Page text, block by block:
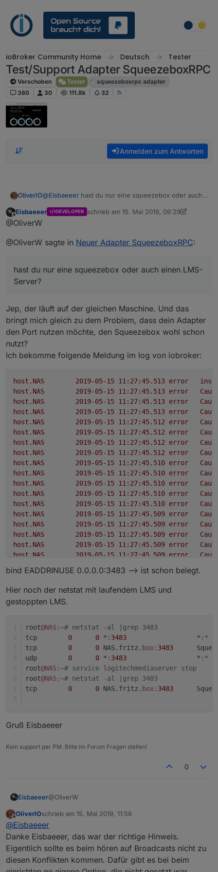
ioBroker Community Home Deutsch Tester
Test/Support Adapter SqueezeboxRPC
Verschoben Tester
squeezeboxrpc adapter
380
30 111.8k 32
Anmelden zum Antworten
OliverIO@Eisbaeeer hast du nur eine squeezebox oder auch
Die squeezeboxen gehen auch ohne Server zu
Der Adapter steuert nur den LMS-Server zuhause.
Standard-Widgets verbaut.
Die Playbuttons sind die On/Off-Buttonsaus
aus meinem Artwork-State befüttert, was sich
passend zur Station oder Album entsprechend
ändert
Datum und Zeit ist SimpleClock und SimpleDate
und die Playerauswahl zu bauen
Offline
Eisbaeeer DEVELOPER schrieb am 15. Mai 2019, 09:29
zuletzt editiert von Eisbaeeer
@OliverW
@OliverW sagte in Neuer Adapter SqueezeboxRPC:
hast du nur eine squeezebox oder auch einen LMS-
Server?
Jep, der läuft auf der gleichen Maschine. Und das
bringt mich gleich zu dem Problem, dass dein Adapter
den Port nutzen möchte, den Squeezebox wohl schon
nutzt?
Ich bekomme folgende Meldung im log von iobroker:
host.NAS error
host.NAS
error
host.NAS
error
host.NAS
error
host.NAS
error
host.NAS
error
host.NAS
error
host.NAS
error
host.NAS
error
host.NAS
error
host.NAS
error
host.NAS
error
host.NAS
error
host.NAS
error
host.NAS
error
host.NAS
error
host.NAS
error
host.NAS
error
host.NAS
2019-05-15 11:27:45.508 error
host.NAS
error
bind EADDRINUSE 0.0.0.0:3483 --> ist schon belegt.
Hier noch der netstat mit laufendem LMS und
gestoppten LMS.
root@NAS:~# netstat -al |grep 3483
tcp 0 0 * : 3483
                  *
:*
tcp 0 0 NAS.fritz. box: 3483
udp 0 0 * : 3483
                  *
:*
root@NAS:~# service logitechmediaserver stop
root@NAS:~# netstat -al |grep 3483
tcp 0 0 NAS.fritz. box: 3483
Gruß Eisbaeeer
Kein support per PM. Bitte im Forum Fragen stellen!
0
Eisbaeeer@OliverW
@OliverW sagte inNeuer Adapter SqueezeboxRPC
hast du nur eine squeezebox oder auch einen
LMS-Server?
Jep, der läuft auf der gleichen Maschine. Und das
bringt mich gleich zu dem Problem, dass dein
Offline
OliverIOschrieb am 15. Mai 2019, 11:56
zuletzt editiert von
@Eisbaeeer
Danke Eisbaeeer, das war der richtige Hinweis.
Eigentlich sollte es beim hören auf Broadcasts nicht zu
diesen Konflikten kommen. Dafür gibt es bei beim